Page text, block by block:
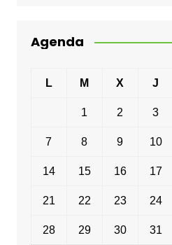
Agenda
L M X J
1 2 3
7 8 9 10
14 15 16 17
21 22 23 24
28 29 30 31